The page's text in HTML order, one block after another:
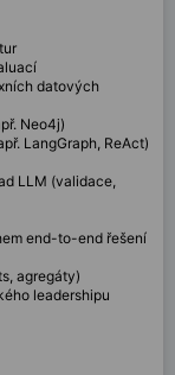
datových
Neo4j)
LangGraph, ReAct)
LLM (validace,
end-to-end řešení
agregáty)
leadershipu